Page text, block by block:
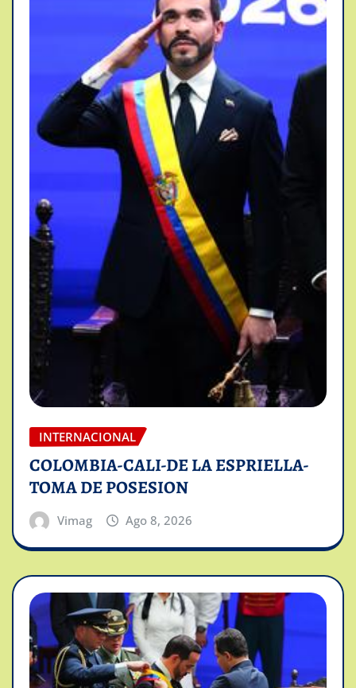
INTERNACIONAL
COLOMBIA-CALI-DE LA ESPRIELLA-
TOMA DE POSESION
Vimag Ago 8, 2026